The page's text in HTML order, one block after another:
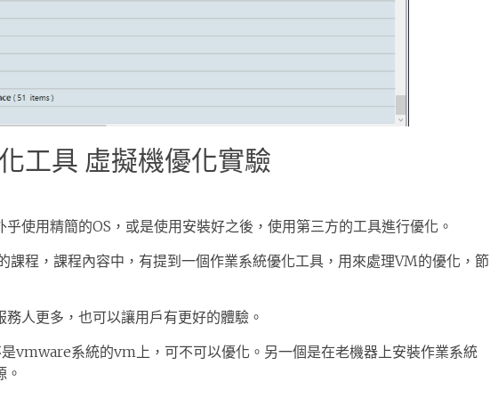
工具 虛擬機優化實驗
使用精簡的OS，或是使用安裝好之後，使用第三方的工具進行優化。
程，課程內容中，有提到一個作業系統優化工具，用來處理VM的優化，節
人更多，也可以讓用戶有更好的體驗。
vmware系統的vm上，可不可以優化。另一個是在老機器上安裝作業系統
。